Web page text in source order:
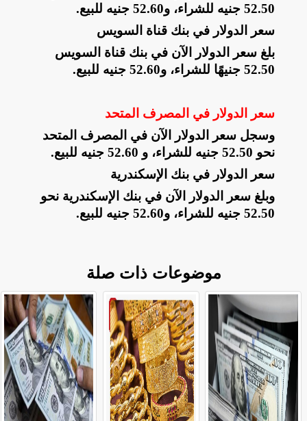
52.50 جنيه للشراء، و52.60 جنيه للبيع
.
سعر الدولار في بنك قناة السويس
بلغ سعر الدولار الآن في بنك قناة السويس
52.50 جنيهًا للشراء، و52.60 جنيه للبيع
.
سعر الدولار في المصرف المتحد
وسجل سعر الدولار الآن في المصرف المتحد
نحو 52.50 جنيه للشراء، و 52.60 جنيه للبيع
.
سعر الدولار في بنك الإسكندرية
وبلغ سعر الدولار الآن في بنك الإسكندرية نحو
52.50 جنيه للشراء، و52.60 جنيه للبيع.
موضوعات ذات صلة